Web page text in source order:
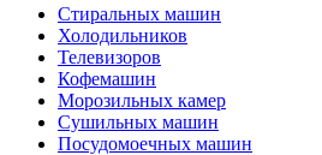
Стиральных машин
Холодильников
Телевизоров
Кофемашин
Морозильных камер
Сушильных машин
Посудомоечных машин